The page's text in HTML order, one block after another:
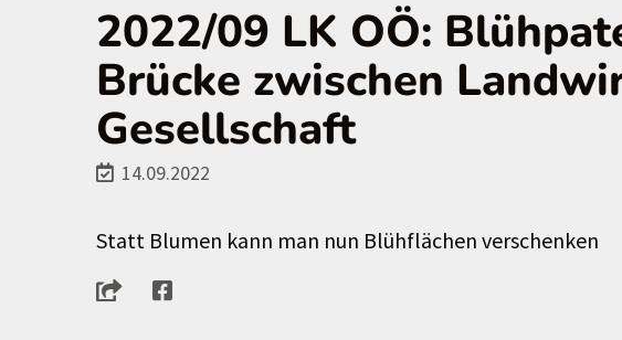
2022/09 LK OÖ:
Brücke zwischen
Gesellschaft
14.09.2022
Statt Blumen kann man nun Blühflächen verschenken